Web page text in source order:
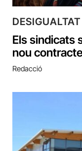
DESIGUALTAT
Els sindicats
nou
Redacció